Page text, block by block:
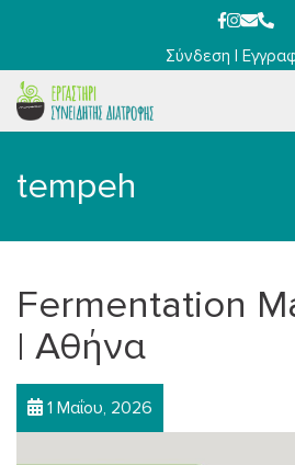
Σύνδεση |
tempeh
Fermentation
| Αθήνα
1 Μαΐου, 2026